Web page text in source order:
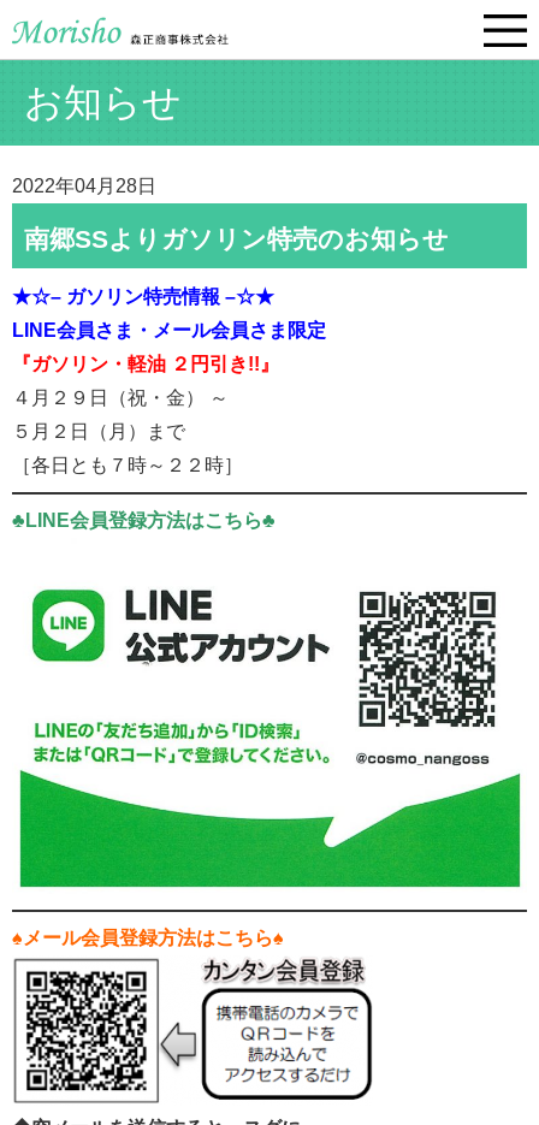
お知らせ
2022年04月28日
南郷SSよりガソリン特売のお知らせ
★☆– ガソリン特売情報 –☆★
LINE会員さま・メール会員さま限定
『ガソリン・軽油 ２円引き!!』
４月２９日（祝・金） ～
５月２日（月）まで
［各日とも７時～２２時］
♣LINE会員登録方法はこちら♣
♠メール会員登録方法はこちら♠